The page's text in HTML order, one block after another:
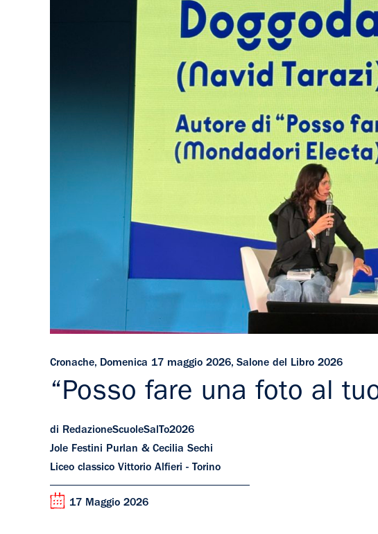
Cronache, Domenica 17 maggio 2026, Salone del Libro 2026
“Posso fare una foto al
di RedazioneScuoleSalTo2026
Jole Festini Purlan & Cecilia Sechi
Liceo classico Vittorio Alfieri - Torino
17 Maggio 2026